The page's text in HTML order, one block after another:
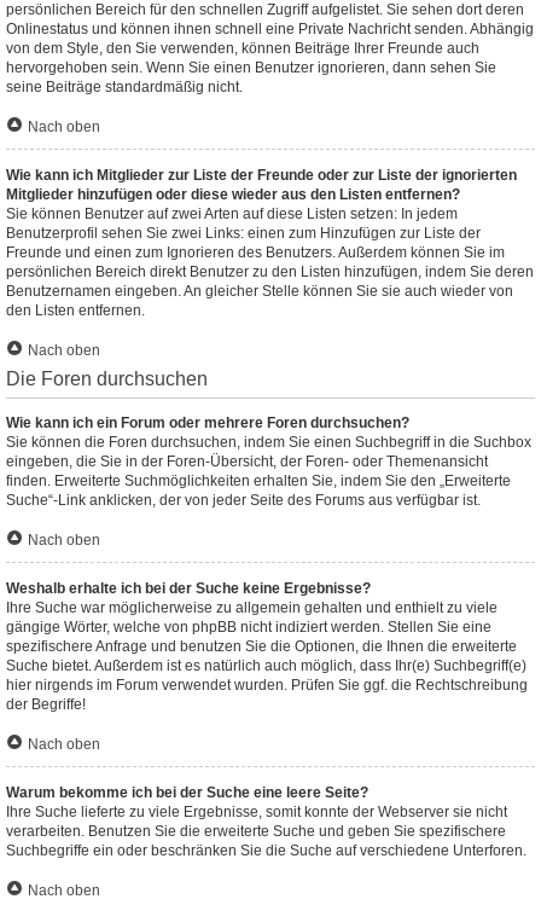
persönlichen Bereich für den schnellen Zugriff aufgelistet. Sie sehen dort deren
Onlinestatus und können ihnen schnell eine Private Nachricht senden. Abhängig
von dem Style, den Sie verwenden, können Beiträge Ihrer Freunde auch
hervorgehoben sein. Wenn Sie einen Benutzer ignorieren, dann sehen Sie
seine Beiträge standardmäßig nicht.
Nach oben
Wie kann ich Mitglieder zur Liste der Freunde oder zur Liste der ignorierten
Mitglieder hinzufügen oder diese wieder aus den Listen entfernen?
Sie können Benutzer auf zwei Arten auf diese Listen setzen: In jedem
Benutzerprofil sehen Sie zwei Links: einen zum Hinzufügen zur Liste der
Freunde und einen zum Ignorieren des Benutzers. Außerdem können Sie im
persönlichen Bereich direkt Benutzer zu den Listen hinzufügen, indem Sie deren
Benutzernamen eingeben. An gleicher Stelle können Sie sie auch wieder von
den Listen entfernen.
Nach oben
Die Foren durchsuchen
Wie kann ich ein Forum oder mehrere Foren durchsuchen?
Sie können die Foren durchsuchen, indem Sie einen Suchbegriff in die Suchbox
eingeben, die Sie in der Foren-Übersicht, der Foren- oder Themenansicht
finden. Erweiterte Suchmöglichkeiten erhalten Sie, indem Sie den „Erweiterte
Suche“-Link anklicken, der von jeder Seite des Forums aus verfügbar ist.
Nach oben
Weshalb erhalte ich bei der Suche keine Ergebnisse?
Ihre Suche war möglicherweise zu allgemein gehalten und enthielt zu viele
gängige Wörter, welche von phpBB nicht indiziert werden. Stellen Sie eine
spezifischere Anfrage und benutzen Sie die Optionen, die Ihnen die erweiterte
Suche bietet. Außerdem ist es natürlich auch möglich, dass Ihr(e) Suchbegriff(e)
hier nirgends im Forum verwendet wurden. Prüfen Sie ggf. die Rechtschreibung
der Begriffe!
Nach oben
Warum bekomme ich bei der Suche eine leere Seite?
Ihre Suche lieferte zu viele Ergebnisse, somit konnte der Webserver sie nicht
verarbeiten. Benutzen Sie die erweiterte Suche und geben Sie spezifischere
Suchbegriffe ein oder beschränken Sie die Suche auf verschiedene Unterforen.
Nach oben